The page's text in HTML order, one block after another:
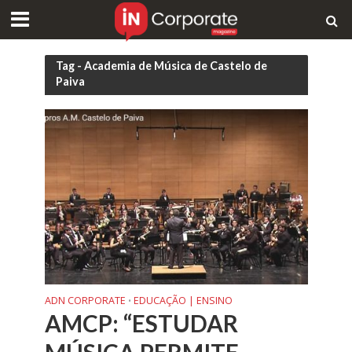
Tag - Academia de Música de Castelo de
Paiva
ADN CORPORATE • EDUCAÇÃO | ENSINO
AMCP: “ESTUDAR